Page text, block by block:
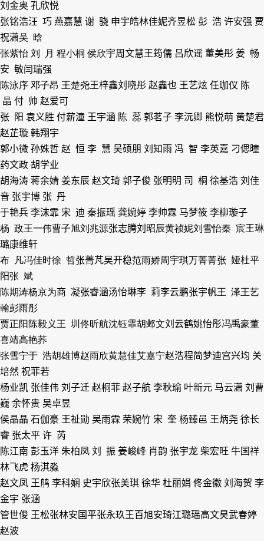
刘金奥 孔欣悦
张铭浩汪 巧 燕嘉慧 谢 骁 申宇皓林佳妮齐昱松 彭 浩 许安强 贾
祝潇吴 晗
张紫怡 刘 月 程小桐 侯欣宇周文慧王筠儒 吕欣谣 董美彤 姜 畅
安 敏闫瑞强
陈泳序 邓子昂 王楚尧王梓鑫刘晓彤 赵鑫也 王艺炫 任珈仪 陈
晶 付 帅 赵爱可
张 阳 袁义胜 付薪潼 王宇涵 陈 蕊 郭茗子 李沅卿 熊悦萌 黄楚君
赵芷璇 韩翔宇
郭小微 孙姝哲 赵 恒 李 慧 吴硕朋 刘知雨 冯 智 李英嘉 刁偲曈
药文政 胡学业
胡海涛 蒋余婧 姜东辰 赵文琦 郭子俊 张明明 司 桐 徐基浩 刘佳
音 张宇博 张 丹
于艳兵 李沫霏 宋 迪 秦振瑶 龚婉婷 李帅霖 马梦筱 李柳璇子
杨 政王一伟曹子旭刘兆源张志腾刘昭辰黄祯妮刘雪怡秦 宸王琳
璐康维轩
布 凡冯佳时徐 哲张菁芃吴开稳范雨娇周宇琪万菁菁张 娅杜平
阳张 斌
陈期涛杨京为商 凝张睿涵汤怡琳李 莉李云鹏张宇帆王 泽王艺
翰彭雨彤
贾正阳 陈毅义 王 圳 佟昕航沈钰霏胡邺文刘云鹤姚怡彤冯禹豪董
喜靖高艳荞
张雪宁于 浩胡雄博赵雨欣黄慧佳艾嘉宁赵浩程简梦迪宫兴均 关
培然 祝菲若
杨业凯 张佳伟 刘子迁 赵桐菲 赵子航 李秋瑜 叶新元 马云潇 刘曹
巍 余怀贵 吴卓昱
侯晶晶 石伽豪 王祉勋 吴雨霖 荣婉竹 宋 奎 杨臻邑 王炳尧 徐长
睿 张太平 许 芮
陈江南 彭玉洋 朱柏凤 刘 振 姜峻峰 肖韵 张宇龙 柴宏旺 牛国祥
林飞虎 杨淇淼
赵文凤 王鸼 李科娴 史宇欣张美琪 徐华 杜丽娟 佟金徽 刘海贺 李
金宇 张涵
管世俊 王松张林安国平张永玖 王百旭安琦江璐瑶高文昊武春婷
赵波